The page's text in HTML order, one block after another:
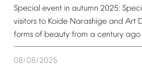
Special event in autumn 2025:
visitors to Koide Narashige and Art
forms of beauty from a century ago
08/08/2025